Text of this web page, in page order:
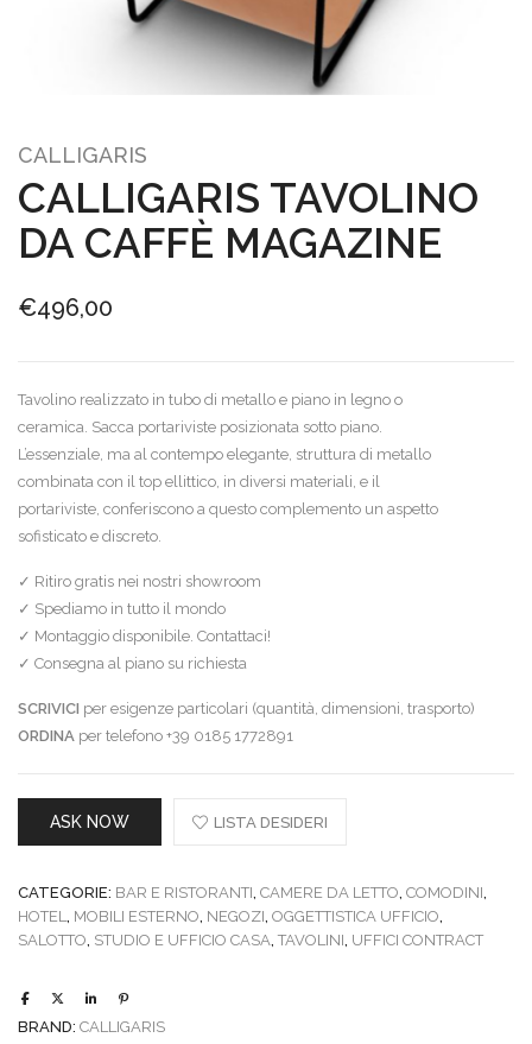
CALLIGARIS
CALLIGARIS TAVOLINO
DA CAFFÈ MAGAZINE
€496,00
Tavolino realizzato in tubo di metallo e piano in legno o
ceramica. Sacca portariviste posizionata sotto piano.
L’essenziale, ma al contempo elegante, struttura di metallo
combinata con il top ellittico, in diversi materiali, e il
portariviste, conferiscono a questo complemento un aspetto
sofisticato e discreto.
✓ Ritiro gratis nei nostri showroom
✓ Spediamo in tutto il mondo
✓ Montaggio disponibile. Contattaci!
✓ Consegna al piano su richiesta
SCRIVICI per esigenze particolari (quantità, dimensioni, trasporto)
ORDINA per telefono +39 0185 1772891
ASK NOW LISTA DESIDERI
CATEGORIE: BAR E RISTORANTI, CAMERE DA LETTO, COMODINI,
HOTEL, MOBILI ESTERNO, NEGOZI, OGGETTISTICA UFFICIO,
SALOTTO, STUDIO E UFFICIO CASA, TAVOLINI, UFFICI CONTRACT
BRAND: CALLIGARIS